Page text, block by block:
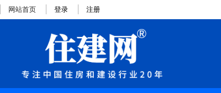
网站首页 登录 注册